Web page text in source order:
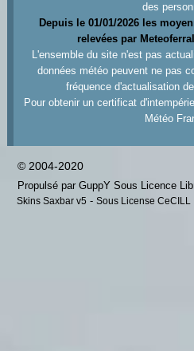
des
Depuis le 01/01/2026 les
relevées par
L'ensemble du site n'est pas
données météo peuvent ne pas
fréquence d'actualisation
Pour obtenir un certificat
Météo
© 2004-2020
Propulsé par GuppY Sous Licence
Skins Saxbar v5 - Sous License CeCILL